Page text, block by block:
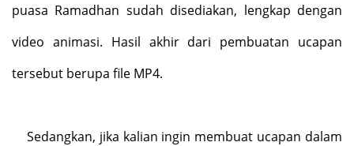
puasa Ramadhan sudah disediakan, lengkap dengan
video animasi. Hasil akhir dari pembuatan ucapan
tersebut berupa file MP4.
Sedangkan, jika kalian ingin membuat ucapan dalam